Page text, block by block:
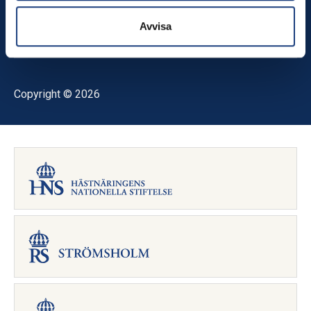
Avvisa
Copyright © 2026